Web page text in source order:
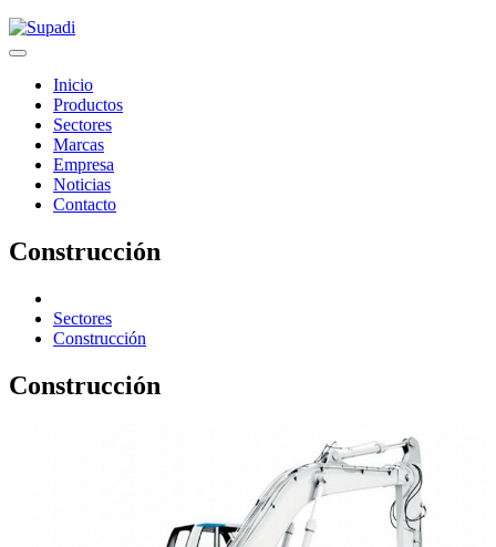
Inicio
Productos
Sectores
Marcas
Empresa
Noticias
Contacto
Construcción
Sectores
Construcción
Construcción